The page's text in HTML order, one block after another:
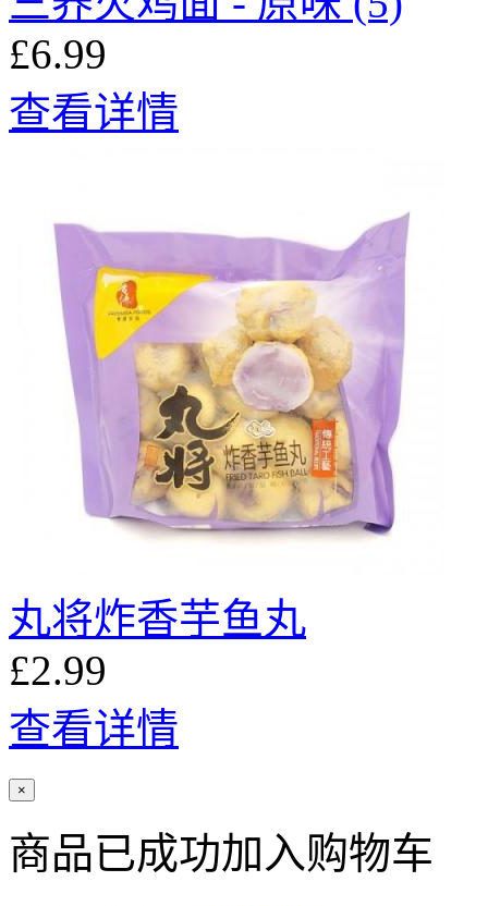
£6.99
查看详情
丸将炸香芋鱼丸
£2.99
查看详情
×
商品已成功加入购物车